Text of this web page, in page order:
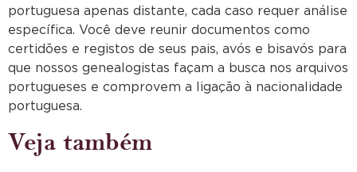
portuguesa apenas distante, cada caso requer análise
específica. Você deve reunir documentos como
certidões e registos de seus pais, avós e bisavós para
que nossos genealogistas façam a busca nos arquivos
portugueses e comprovem a ligação à nacionalidade
portuguesa.
Veja também